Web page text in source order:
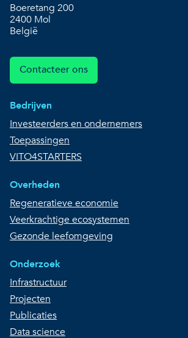
Boeretang 200
2400 Mol
België
Contacteer ons
Bedrijven
Investeerders en ondernemers
Toepassingen
VITO4STARTERS
Overheden
Regeneratieve economie
Veerkrachtige ecosystemen
Gezonde leefomgeving
Onderzoek
Infrastructuur
Projecten
Publicaties
Data science